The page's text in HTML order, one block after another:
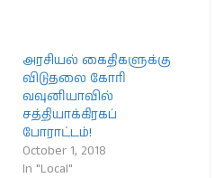
அரசியல் கைதிகளுக்கு
விடுதலை கோரி
வவுனியாவில்
சத்தியாக்கிரகப்
போராட்டம்!
October 1, 2018
In "Local"